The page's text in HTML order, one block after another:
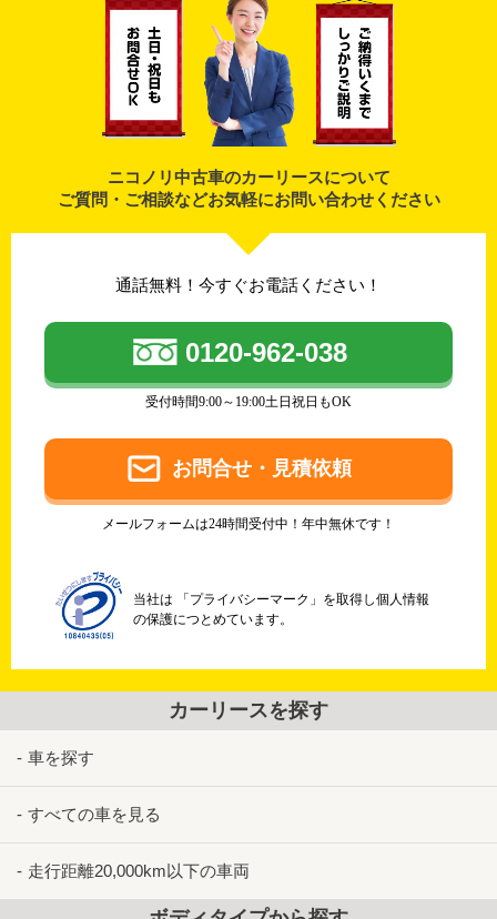
ニコノリ中古車のカーリースについて
ご質問・ご相談などお気軽にお問い合わせください
通話無料！今すぐお電話ください！
0120-962-038
受付時間9:00～19:00土日祝日もOK
お問合せ・見積依頼
メールフォームは24時間受付中！年中無休です！
当社は 「プライバシーマーク」を取得し個人情報
の保護につとめています。
カーリースを探す
車を探す
すべての車を見る
走行距離20,000km以下の車両